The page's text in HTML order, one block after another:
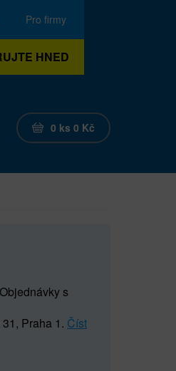
Pro firmy
HNED
0 ks 0 Kč
s
Praha 1. Číst